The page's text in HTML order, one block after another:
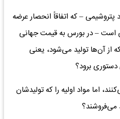
پتروشیمی – که اتفاقاً انحصار عرضه
– در بورس به قیمت جهانی
از آن‌ها تولید می‌شود، یعنی
دستوری برود؟
اما مواد اولیه را که تولیدشان
می‌فروشند؟